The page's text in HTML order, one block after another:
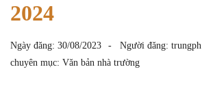
2024
Ngày đăng: 30/08/2023 Người đăng: trungph
chuyên mục: Văn bản nhà trường